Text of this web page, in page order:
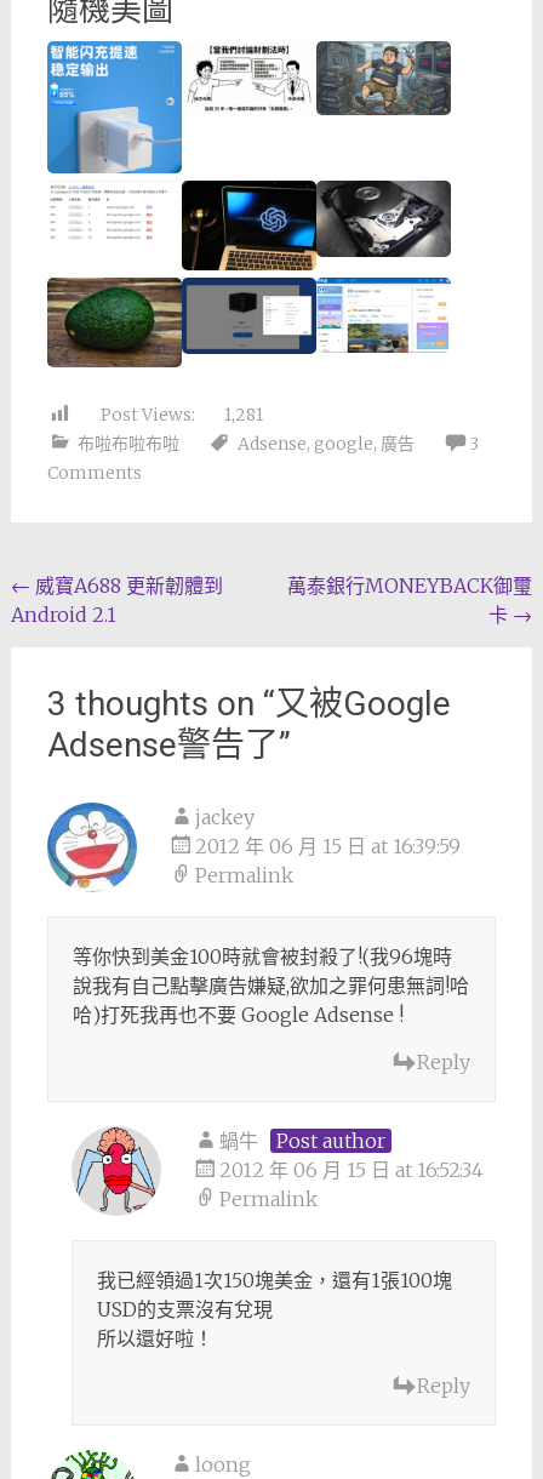
隨機美圖
Post Views:
1,281
布啦布啦布啦
Adsense, google, 廣告
3
Comments
Post
navigation
← 威寶A688 更新韌體到
Android 2.1
萬泰銀行MONEYBACK御璽
卡 →
3 thoughts on “又被Google
Adsense警告了”
jackey
2012 年 06 月 15 日 at 16:39:59
Permalink
等你快到美金100時就會被封殺了!(我96塊時
說我有自己點擊廣告嫌疑,欲加之罪何患無詞!哈
哈)打死我再也不要 Google Adsense !
Reply
蝸牛
Post author
2012 年 06 月 15 日 at 16:52:34
Permalink
我已經領過1次150塊美金，還有1張100塊
USD的支票沒有兌現
所以還好啦！
Reply
loong